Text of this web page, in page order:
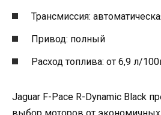
Трансмиссия:
Привод: полный
Расход топлива: от 6,9 л/
Jaguar F-Pace R-Dynamic Black